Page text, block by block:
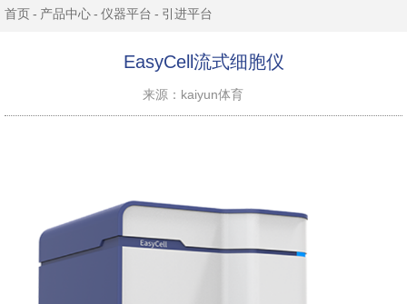
首页 产品中心 仪器平台 引进平台
EasyCell流式细胞仪
来源：kaiyun体育